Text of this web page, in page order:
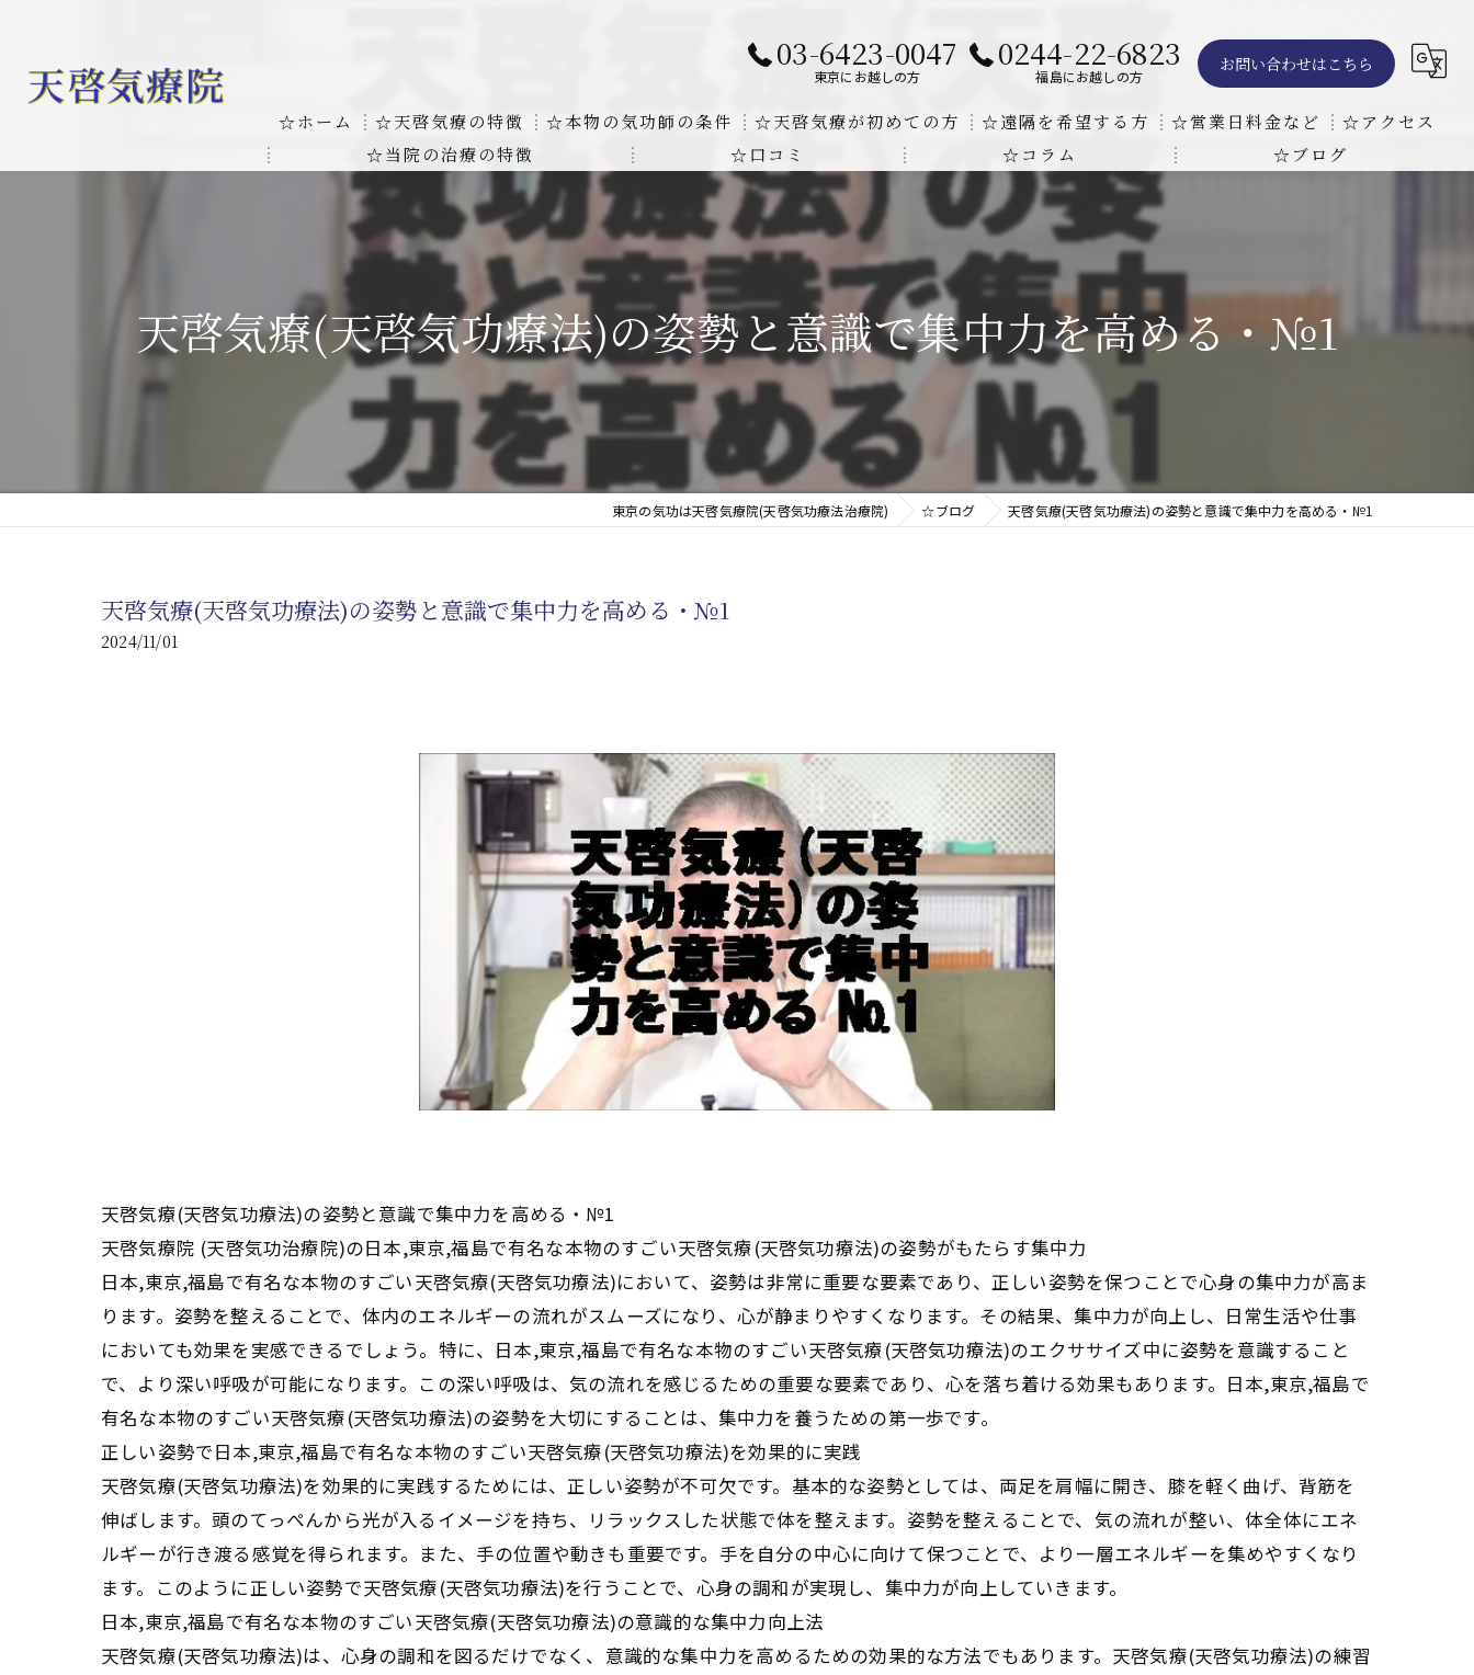
03-6423-0047
東京にお越しの方
0244-22-6823
福島にお越しの方
お問い合わせはこちら
☆ホーム ☆天啓気療の特徴
お客様の質問に対する回答
天啓気療に関する書籍
本物の気功師にも優るサイ能力の凄さ
気功治療や療法と天啓気療の違い
☆本物の気功師の条件
クンダリニーの上昇でチャクラの覚醒
☆天啓気療が初めての方 ☆遠隔を希望する方
遠隔気功ヒーリングで難病の克服の方法と効果
☆営業日料金など
東京での瞑想気功教室の開催について
☆アクセス
☆当院の治療の特徴
線維筋痛症
線維筋痛症が天啓気療により奇跡的な寛解
難病の疾患
難病治療に革命チャクラ覚醒サイ能力
肝臓の疾患
肝臓疾患の原因と症状を解明及び緩解法
心臓の疾患
腎臓の疾患
☆口コミ ☆コラム ☆ブログ
天啓気療(天啓気功療法)の姿勢と意識で集中力を高める・№1
東京の気功は天啓気療院(天啓気功療法治療院) ☆ブログ 天啓気療(天啓気功療法)の姿勢と意識で集中力を高める・№1
天啓気療(天啓気功療法)の姿勢と意識で集中力を高める・№1
2024/11/01
天啓気療(天啓気功療法)の姿勢と意識で集中力を高める・№1
天啓気療院 (天啓気功治療院)の日本,東京,福島で有名な本物のすごい天啓気療(天啓気功療法)の姿勢がもたらす集中力
日本,東京,福島で有名な本物のすごい天啓気療(天啓気功療法)において、姿勢は非常に重要な要素であり、正しい姿勢を保つことで心身の集中力が高ま
ります。姿勢を整えることで、体内のエネルギーの流れがスムーズになり、心が静まりやすくなります。その結果、集中力が向上し、日常生活や仕事
においても効果を実感できるでしょう。特に、日本,東京,福島で有名な本物のすごい天啓気療(天啓気功療法)のエクササイズ中に姿勢を意識すること
で、より深い呼吸が可能になります。この深い呼吸は、気の流れを感じるための重要な要素であり、心を落ち着ける効果もあります。日本,東京,福島で
有名な本物のすごい天啓気療(天啓気功療法)の姿勢を大切にすることは、集中力を養うための第一歩です。
正しい姿勢で日本,東京,福島で有名な本物のすごい天啓気療(天啓気功療法)を効果的に実践
天啓気療(天啓気功療法)を効果的に実践するためには、正しい姿勢が不可欠です。基本的な姿勢としては、両足を肩幅に開き、膝を軽く曲げ、背筋を
伸ばします。頭のてっぺんから光が入るイメージを持ち、リラックスした状態で体を整えます。姿勢を整えることで、気の流れが整い、体全体にエネ
ルギーが行き渡る感覚を得られます。また、手の位置や動きも重要です。手を自分の中心に向けて保つことで、より一層エネルギーを集めやすくなり
ます。このように正しい姿勢で天啓気療(天啓気功療法)を行うことで、心身の調和が実現し、集中力が向上していきます。
日本,東京,福島で有名な本物のすごい天啓気療(天啓気功療法)の意識的な集中力向上法
天啓気療(天啓気功療法)は、心身の調和を図るだけでなく、意識的な集中力を高めるための効果的な方法でもあります。天啓気療(天啓気功療法)の練習